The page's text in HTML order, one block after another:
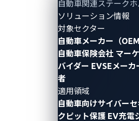
自動車関連ステーク
ソリューション情報
対象セクター
自動車メーカー（OEM
自動車保険会社 マー
バイダー EVSEメーカ
者
適用領域
自動車向けサイバーセ
クピット保護 EV充電
By Omar Yang (Senior Threat
Automotive)
超広帯域(UWB)技術は近年、注目
世代のキーレス技術として称賛さ
を悩ませてきた攻撃に対する耐性
しかし、UWBは決して新しい技
の起源は19世紀末にさかのぼり